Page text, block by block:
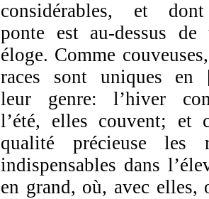
considérables, et
ponte est au-dessus de
éloge. Comme
races sont uniques en
leur genre: l’hiver
l’été, elles couvent; et
qualité précieuse les
indispensables dans
en grand, où, avec elles,